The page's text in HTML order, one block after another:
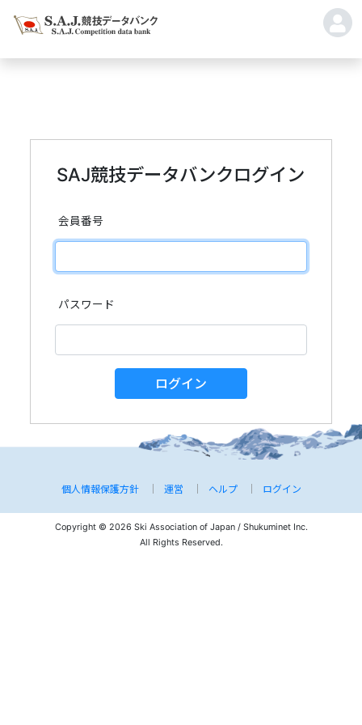
SAJ競技データバンクログイン
会員番号
パスワード
ログイン
個人情報保護方針 運営 ヘルプ ログイン
Copyright © 2026 Ski Association of Japan / Shukuminet Inc.
All Rights Reserved.